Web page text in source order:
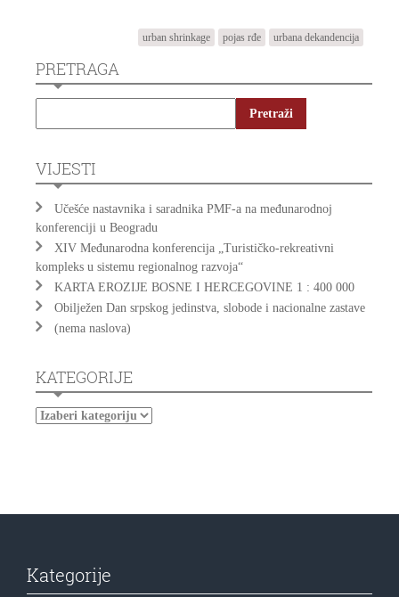
urban shrinkage pojas rđe urbana dekandencija
PRETRAGA
VIJESTI
Učešće nastavnika i saradnika PMF-a na međunarodnoj
konferenciji u Beogradu
XIV Međunarodna konferencija „Turističko-rekreativni
kompleks u sistemu regionalnog razvoja“
KARTA EROZIJE BOSNE I HERCEGOVINE 1 : 400 000
Obilježen Dan srpskog jedinstva, slobode i nacionalne zastave
(nema naslova)
KATEGORIJE
Kategorije